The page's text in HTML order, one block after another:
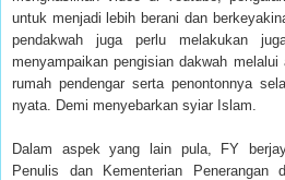
untuk menjadi lebih berani dan
pendakwah juga perlu melakukan
menyampaikan pengisian dakwah
rumah pendengar serta penontonnya
nyata. Demi menyebarkan syiar Islam.
Dalam aspek yang lain pula, FY
Penulis dan Kementerian Penerangan